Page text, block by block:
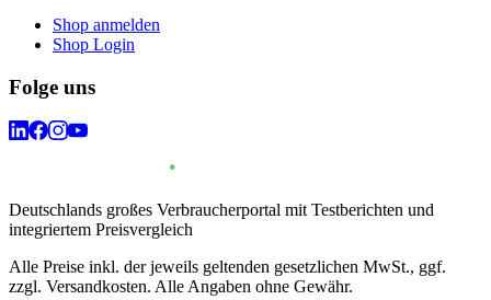
Shop anmelden
Shop Login
Folge uns
Deutschlands großes Verbraucherportal mit Testberichten und
integriertem Preisvergleich
Alle Preise inkl. der jeweils geltenden gesetzlichen MwSt., ggf.
zzgl. Versandkosten. Alle Angaben ohne Gewähr.